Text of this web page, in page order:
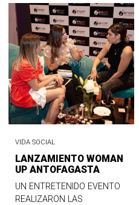
VIDA SOCIAL
LANZAMIENTO WOMAN
UP ANTOFAGASTA
UN ENTRETENIDO EVENTO
REALIZARON LAS